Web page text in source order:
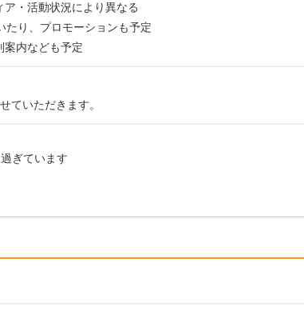
・活動状況により異なる
たり、プロモーションも予定
案内なども予定
ていただきます。
ぎています